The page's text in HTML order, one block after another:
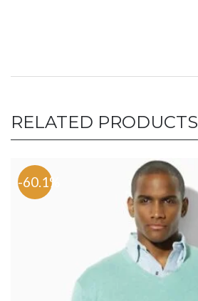
RELATED PRODUCTS
-60.1%